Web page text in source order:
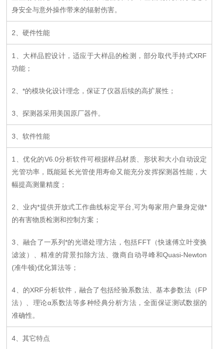
身安全与意外操作带来的辐射伤害。
2、硬件性能
1、大样品腔设计，适应于大样品的检测，部分取代手持式XRF
功能；
2、*的模块化设计理念，保证了仪器后续的高扩展性；
3、探测器采用美国原厂器件。
3、软件性能
1、优化的V6.0分析软件可根据样品材质、形状和大小自动设定
光管功率，既能延长光管使用寿命又能充分发挥探测器性能，大
幅提高测量精度；
2、业内*提供开放式工作曲线标定平台,可为每家用户量身定做*
的有害物质检测和控制方案；
3、融合了一系列*的光谱处理方法，包括FFT（快速傅立叶变换
滤波）、精准的背景扣除方法、微商自动寻峰和Quasi-Newton
(准牛顿)优化算法等；
4、的XRF分析软件，融合了包括经验系数法、基本参数法（FP
法）、理论α系数法等多种经典分析方法，全面保证测试数据的
准确性。
4、其它特点